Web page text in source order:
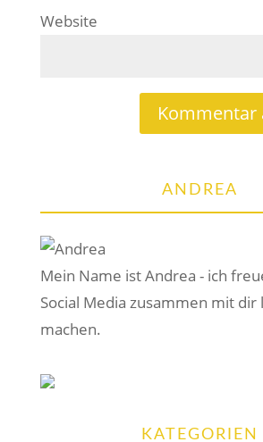
Website
ANDREA
Mein Name ist Andrea - ich
Social Media zusammen mit dir
machen.
KATEGORIEN